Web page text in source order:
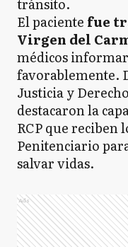
El paciente fue
Virgen del
médicos
favorablemente.
Justicia y
destacaron la
RCP que reciben
Penitenciario
salvar vidas.
Ads